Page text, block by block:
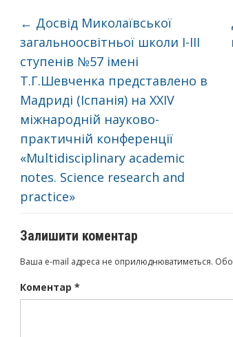
← Досвід Миколаївської
загальноосвітньої школи І-ІІІ
ступенів №57 імені
Т.Г.Шевченка представлено в
Мадриді (Іспанія) на XXIV
міжнародній науково-
практичній конференції
«Multidisciplinary academic
notes. Science research and
practice»
Залишити коментар
Ваша e-mail адреса не оприлюднюватиметься.
Коментар *